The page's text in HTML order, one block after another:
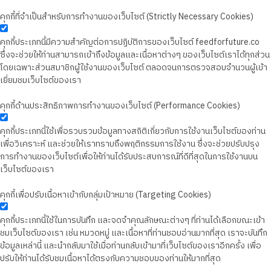
คุกกี้ที่จำเป็นสำหรับการทำงานของเว็บไซต์ (Strictly Necessary Cookies)
คุกกี้ประเภทนี้มีความสำคัญต่อการปฏิบัติการของเว็บไซต์ feedforfuture.co
ซึ่งจะช่วยให้ท่านสามารถเข้าถึงข้อมูลและเนื้อหาต่างๆ ของเว็บไซต์เราได้ทุกส่วน
โดยเฉพาะส่วนสมาชิกผู้ใช้งานของเว็บไซต์ ตลอดจนการตรวจสอบจำนวนผู้เข้า
เยี่ยมชมเว็บไซต์ของเรา
คุกกี้ด้านประสิทธิภาพการทำงานของเว็บไซต์ (Performance Cookies)
คุกกี้ประเภทนี้ใช้เพื่อรวบรวมข้อมูลทางสถิติเกี่ยวกับการใช้งานเว็บไซต์ของท่าน
เพื่อวิเคราะห์ และช่วยให้เราทราบถึงพฤติกรรมการใช้งาน ซึ่งจะช่วยปรับปรุง
การทำงานของเว็บไซต์เพื่อให้ท่านได้รับประสบการณ์ที่ดีที่สุดในการใช้งานบน
เว็บไซต์ของเรา
คุกกี้เพื่อปรับเนื้อหาเข้ากับกลุ่มเป้าหมาย (Targeting Cookies)
คุกกี้ประเภทนี้ใช้ในการบันทึก และจดจำคุณลักษณะต่างๆ ที่ท่านได้เลือกขณะเข้า
ชมเว็บไซต์ของเรา เช่น หมวดหมู่ และเนื้อหาที่ท่านชอบอ่านมากที่สุด เราจะบันทึก
ข้อมูลเหล่านี้ และนำกลับมาใช้เมื่อท่านกลับเข้ามาที่เว็บไซต์ของเราอีกครั้ง เพื่อ
ปรับให้ท่านได้รับชมเนื้อหาได้ตรงกับความชอบของท่านให้มากที่สุด